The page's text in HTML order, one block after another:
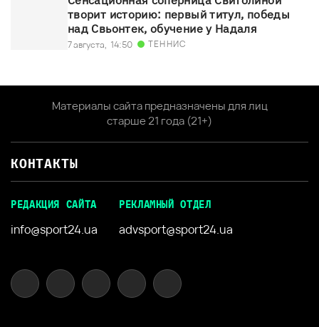
творит историю: первый титул, победы
над Свьонтек, обучение у Надаля
7 августа, 14:50 ТЕННИС
Материалы сайта предназначены для лиц
старше 21 года (21+)
КОНТАКТЫ
РЕДАКЦИЯ САЙТА
info@sport24.ua
РЕКЛАМНЫЙ ОТДЕЛ
advsport@sport24.ua